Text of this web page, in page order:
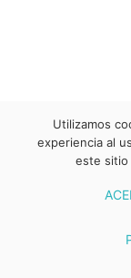
Utilizamos
experiencia al
este sitio